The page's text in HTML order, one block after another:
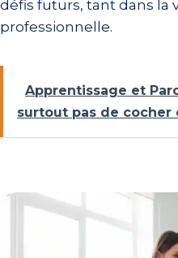
défis futurs, tant dans la
professionnelle.
Apprentissage et
surtout pas de cocher